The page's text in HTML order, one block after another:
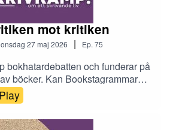
mot kritiken
onsdag 27 maj 2026 | Ep. 75
bokhatardebatten och funderar på
böcker. Kan Bookstagrammare
vänta sig gratisex? Malin passar
älskad amerikansk bok och så
vanarter. Dessutom: att
Play